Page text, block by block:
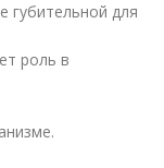
губительной для
роль в